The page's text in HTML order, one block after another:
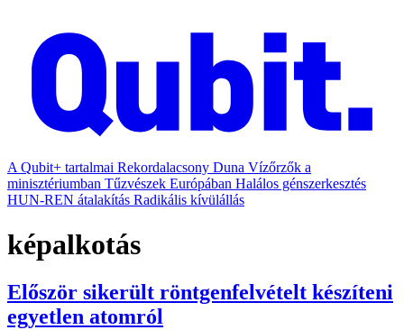
A Qubit+ tartalmai Rekordalacsony Duna Vízőrzők a
minisztériumban Tűzvészek Európában Halálos génszerkesztés
HUN-REN átalakítás Radikális kívülállás
képalkotás
Először sikerült röntgenfelvételt készíteni
egyetlen atomról